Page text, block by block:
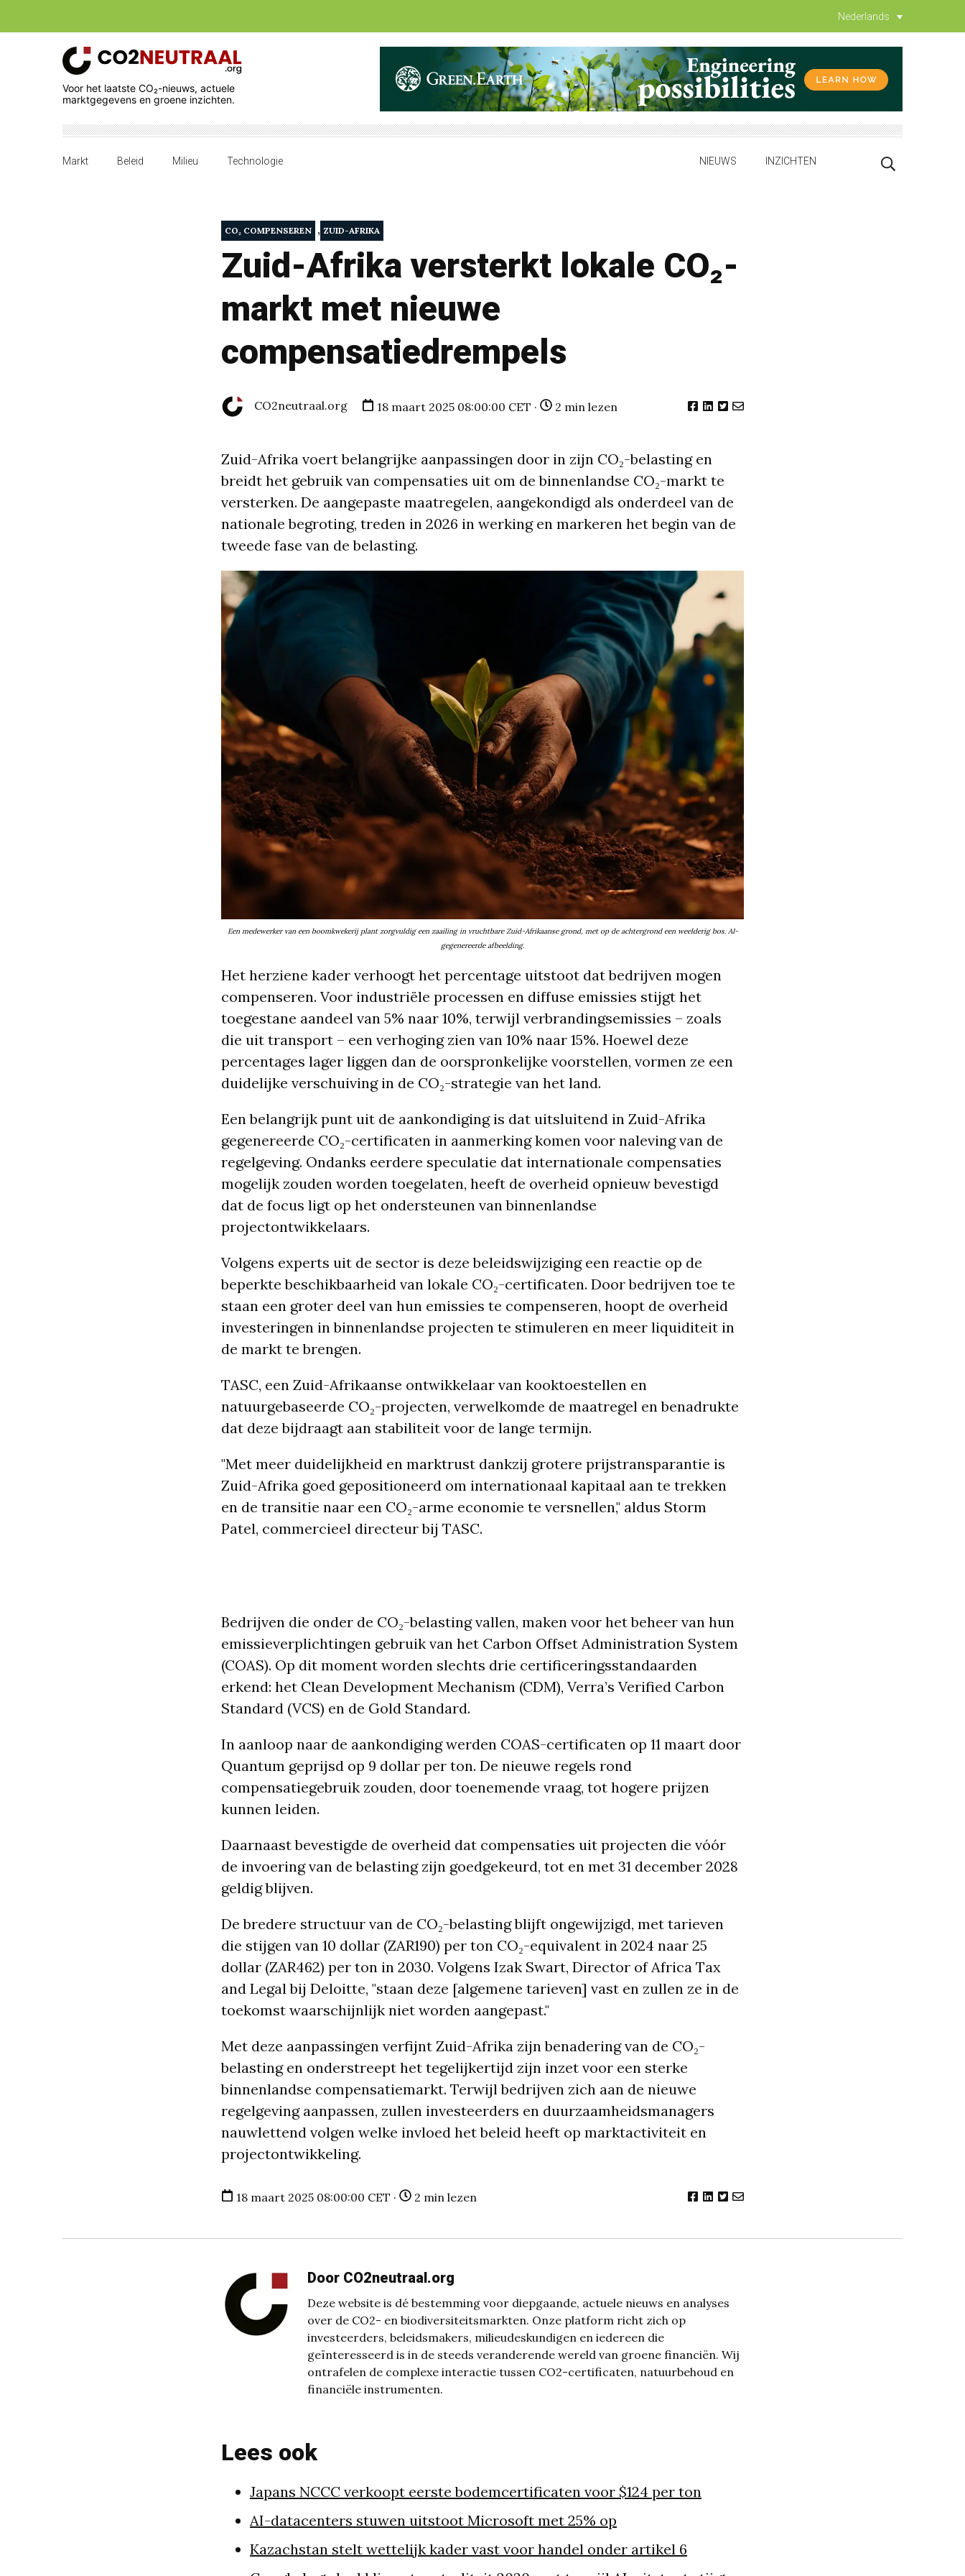
Nederlands
Voor het laatste CO₂-nieuws, actuele
marktgegevens en groene inzichten.
Markt Beleid Milieu Technologie NIEUWS INZICHTEN
CO₂ COMPENSEREN , ZUID-AFRIKA
Zuid-Afrika versterkt lokale CO₂-
markt met nieuwe
compensatiedrempels
CO2neutraal.org 18 maart 2025 08:00:00 CET · 2 min lezen
Zuid-Afrika voert belangrijke aanpassingen door in zijn CO₂-belasting en
breidt het gebruik van compensaties uit om de binnenlandse CO₂-markt te
versterken. De aangepaste maatregelen, aangekondigd als onderdeel van de
nationale begroting, treden in 2026 in werking en markeren het begin van de
tweede fase van de belasting.
Een medewerker van een boomkwekerij plant zorgvuldig een zaailing in vruchtbare Zuid-Afrikaanse grond, met op de achtergrond een weelderig bos. AI-
gegenereerde afbeelding.
Het herziene kader verhoogt het percentage uitstoot dat bedrijven mogen
compenseren. Voor industriële processen en diffuse emissies stijgt het
toegestane aandeel van 5% naar 10%, terwijl verbrandingsemissies – zoals
die uit transport – een verhoging zien van 10% naar 15%. Hoewel deze
percentages lager liggen dan de oorspronkelijke voorstellen, vormen ze een
duidelijke verschuiving in de CO₂-strategie van het land.
Een belangrijk punt uit de aankondiging is dat uitsluitend in Zuid-Afrika
gegenereerde CO₂-certificaten in aanmerking komen voor naleving van de
regelgeving. Ondanks eerdere speculatie dat internationale compensaties
mogelijk zouden worden toegelaten, heeft de overheid opnieuw bevestigd
dat de focus ligt op het ondersteunen van binnenlandse
projectontwikkelaars.
Volgens experts uit de sector is deze beleidswijziging een reactie op de
beperkte beschikbaarheid van lokale CO₂-certificaten. Door bedrijven toe te
staan een groter deel van hun emissies te compenseren, hoopt de overheid
investeringen in binnenlandse projecten te stimuleren en meer liquiditeit in
de markt te brengen.
TASC, een Zuid-Afrikaanse ontwikkelaar van kooktoestellen en
natuurgebaseerde CO₂-projecten, verwelkomde de maatregel en benadrukte
dat deze bijdraagt aan stabiliteit voor de lange termijn.
"Met meer duidelijkheid en marktrust dankzij grotere prijstransparantie is
Zuid-Afrika goed gepositioneerd om internationaal kapitaal aan te trekken
en de transitie naar een CO₂-arme economie te versnellen," aldus Storm
Patel, commercieel directeur bij TASC.
Bedrijven die onder de CO₂-belasting vallen, maken voor het beheer van hun
emissieverplichtingen gebruik van het Carbon Offset Administration System
(COAS). Op dit moment worden slechts drie certificeringsstandaarden
erkend: het Clean Development Mechanism (CDM), Verra’s Verified Carbon
Standard (VCS) en de Gold Standard.
In aanloop naar de aankondiging werden COAS-certificaten op 11 maart door
Quantum geprijsd op 9 dollar per ton. De nieuwe regels rond
compensatiegebruik zouden, door toenemende vraag, tot hogere prijzen
kunnen leiden.
Daarnaast bevestigde de overheid dat compensaties uit projecten die vóór
de invoering van de belasting zijn goedgekeurd, tot en met 31 december 2028
geldig blijven.
De bredere structuur van de CO₂-belasting blijft ongewijzigd, met tarieven
die stijgen van 10 dollar (ZAR190) per ton CO₂-equivalent in 2024 naar 25
dollar (ZAR462) per ton in 2030. Volgens Izak Swart, Director of Africa Tax
and Legal bij Deloitte, "staan deze [algemene tarieven] vast en zullen ze in de
toekomst waarschijnlijk niet worden aangepast."
Met deze aanpassingen verfijnt Zuid-Afrika zijn benadering van de CO₂-
belasting en onderstreept het tegelijkertijd zijn inzet voor een sterke
binnenlandse compensatiemarkt. Terwijl bedrijven zich aan de nieuwe
regelgeving aanpassen, zullen investeerders en duurzaamheidsmanagers
nauwlettend volgen welke invloed het beleid heeft op marktactiviteit en
projectontwikkeling.
18 maart 2025 08:00:00 CET · 2 min lezen
Door CO2neutraal.org
Deze website is dé bestemming voor diepgaande, actuele nieuws en analyses
over de CO2- en biodiversiteitsmarkten. Onze platform richt zich op
investeerders, beleidsmakers, milieudeskundigen en iedereen die
geïnteresseerd is in de steeds veranderende wereld van groene financiën. Wij
ontrafelen de complexe interactie tussen CO2-certificaten, natuurbehoud en
financiële instrumenten.
Lees ook
Japans NCCC verkoopt eerste bodemcertificaten voor $124 per ton
AI-datacenters stuwen uitstoot Microsoft met 25% op
Kazachstan stelt wettelijk kader vast voor handel onder artikel 6